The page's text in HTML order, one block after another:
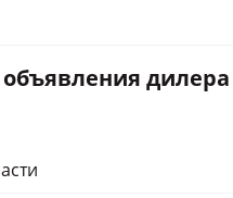
(AD/ADA)
поколение, 2019 - 2022 IG
поколение, 2020 - н.в. 4
дилера